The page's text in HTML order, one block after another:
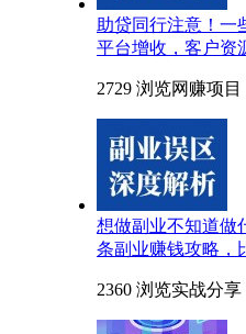
助贷同行注意！一
平台增收，客户资
2729 浏览网赚项目
想做副业不知道做
条副业赚钱攻略，
2360 浏览实战分享